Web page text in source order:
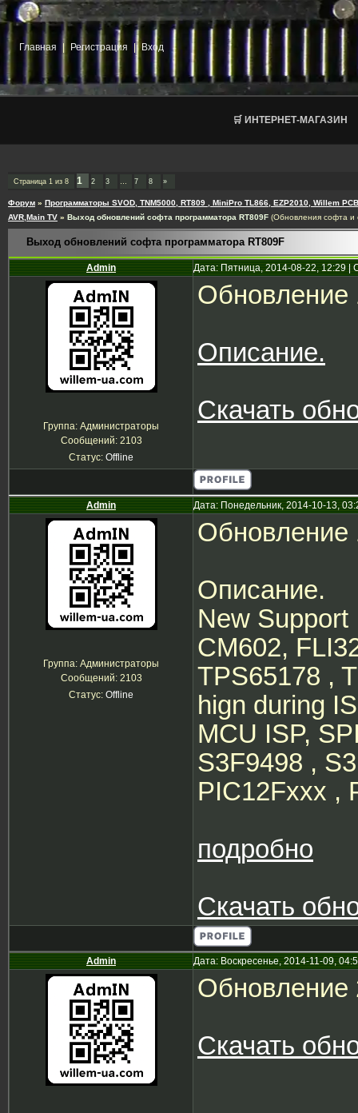
Главная Регистрация | Вход
🛒 ИНТЕРНЕТ-МАГАЗИН
Страница 1 из 8 1 2 3 … 7 8 »
Форум » Программаторы SVOD, TNM5000, RT809 , MiniPro TL866, EZP2010, Willem
AVR,Main TV » Выход обновлений софта программатора RT809F (Обновления софта и
Выход обновлений софта программатора RT809F
Admin Дата: Пятница, 2014-08-22, 12:29
Группа: Администраторы
Сообщений: 2103
Статус: Offline
Обновление
Описание.
Скачать
Admin Дата: Понедельник, 2014-10-13,
Группа: Администраторы
Сообщений: 2103
Статус: Offline
Обновление
Описание.
New
CM602,
TPS65178 ,
hign during
MCU ISP,
S3F9498 ,
PIC12Fxxx ,
подробно
Скачать
Admin Дата: Воскресенье, 2014-11-09,
Обновление
Скачать